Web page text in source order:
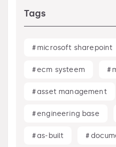
Tags
#microsoft sharepoint
#ecm systeem #
#asset management
#engineering base
#as-built #